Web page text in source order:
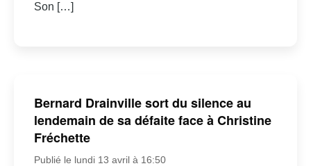
Son […]
Bernard Drainville sort du silence au
lendemain de sa défaite face à Christine
Fréchette
Publié le lundi 13 avril à 16:50